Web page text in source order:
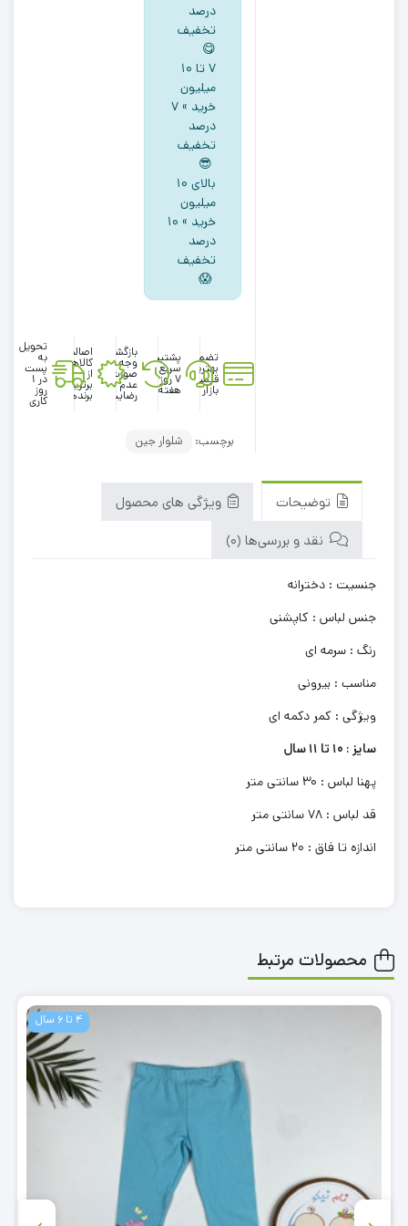
درصد
تخفیف
😋
۷ تا ۱۰
میلیون
خرید » ۷
درصد
تخفیف
😎
بالای ۱۰
میلیون
خرید » ۱۰
درصد
تخفیف
😱
تضمین
بهترین
قیمت
بازار
پشتیبانی
سریع در
۷ روز
هفته
بازگشت
وجه در
صورت
عدم
رضایت
اصالت
کالاها
از
برترین
برندها
تحویل
به
پست
در 1
روز
کاری
برچسب: شلوار جین
توضیحات
ویژگی های محصول
نقد و بررسی‌ها (0)
جنسیت : دخترانه
جنس لباس : کاپشنی
رنگ : سرمه ای
مناسب : بیرونی
ویژگی : کمر دکمه ای
سایز : 10 تا 11 سال
پهنا لباس : 30 سانتی متر
قد لباس : 78 سانتی متر
اندازه تا فاق : 20 سانتی متر
محصولات مرتبط
4 تا 6 سال